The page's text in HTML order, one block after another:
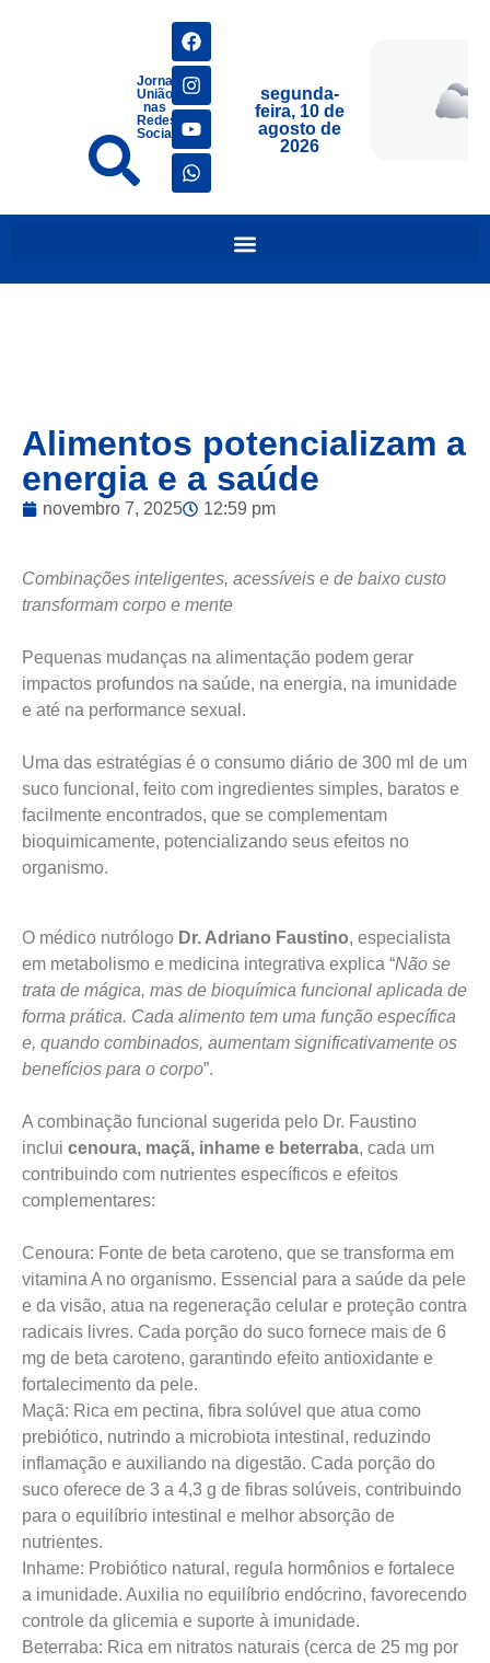
Jornais
União
nas
Redes
Sociais
segunda-
feira, 10 de
agosto de
2026
Alimentos potencializam a
energia e a saúde
novembro 7, 2025 12:59 pm
Combinações inteligentes, acessíveis e de baixo custo
transformam corpo e mente
Pequenas mudanças na alimentação podem gerar
impactos profundos na saúde, na energia, na imunidade
e até na performance sexual.
Uma das estratégias é o consumo diário de 300 ml de um
suco funcional, feito com ingredientes simples, baratos e
facilmente encontrados, que se complementam
bioquimicamente, potencializando seus efeitos no
organismo.
O médico nutrólogo Dr. Adriano Faustino, especialista
em metabolismo e medicina integrativa explica “Não se
trata de mágica, mas de bioquímica funcional aplicada de
forma prática. Cada alimento tem uma função específica
e, quando combinados, aumentam significativamente os
benefícios para o corpo”.
A combinação funcional sugerida pelo Dr. Faustino
inclui cenoura, maçã, inhame e beterraba, cada um
contribuindo com nutrientes específicos e efeitos
complementares:
Cenoura: Fonte de beta caroteno, que se transforma em
vitamina A no organismo. Essencial para a saúde da pele
e da visão, atua na regeneração celular e proteção contra
radicais livres. Cada porção do suco fornece mais de 6
mg de beta caroteno, garantindo efeito antioxidante e
fortalecimento da pele.
Maçã: Rica em pectina, fibra solúvel que atua como
prebiótico, nutrindo a microbiota intestinal, reduzindo
inflamação e auxiliando na digestão. Cada porção do
suco oferece de 3 a 4,3 g de fibras solúveis, contribuindo
para o equilíbrio intestinal e melhor absorção de
nutrientes.
Inhame: Probiótico natural, regula hormônios e fortalece
a imunidade. Auxilia no equilíbrio endócrino, favorecendo
controle da glicemia e suporte à imunidade.
Beterraba: Rica em nitratos naturais (cerca de 25 mg por